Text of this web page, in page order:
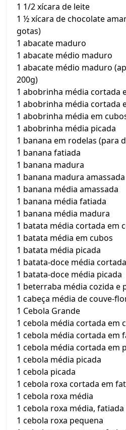
1 1/2 xícara de leite
1 ½ xícara de chocolate
gotas)
1 abacate maduro
1 abacate médio maduro
1 abacate médio maduro
200g)
1 abobrinha média cortada
1 abobrinha média cortada
1 abobrinha média em
1 abobrinha média picada
1 banana em rodelas (para
1 banana fatiada
1 banana madura
1 banana madura amassada
1 banana média amassada
1 banana média fatiada
1 banana média madura
1 batata média cortada em
1 batata média em cubos
1 batata média picada
1 batata-doce média
1 batata-doce média picada
1 beterraba média cozida e
1 cabeça média de couve-
1 Cebola Grande
1 cebola média cortada em
1 cebola média cortada em
1 cebola média cortada em
1 cebola média picada
1 cebola picada
1 cebola roxa cortada em
1 cebola roxa média
1 cebola roxa média, fatiada
1 cebola roxa pequena